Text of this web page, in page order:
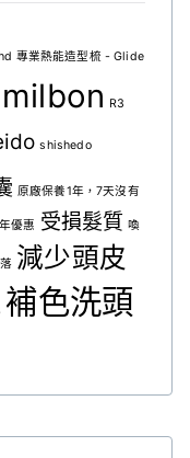
專業熱能造型梳 - Glide
milbon R3
shishedo
原廠保養1年，7天沒有
優惠 受損髮質 喚
減少頭皮
補色洗頭